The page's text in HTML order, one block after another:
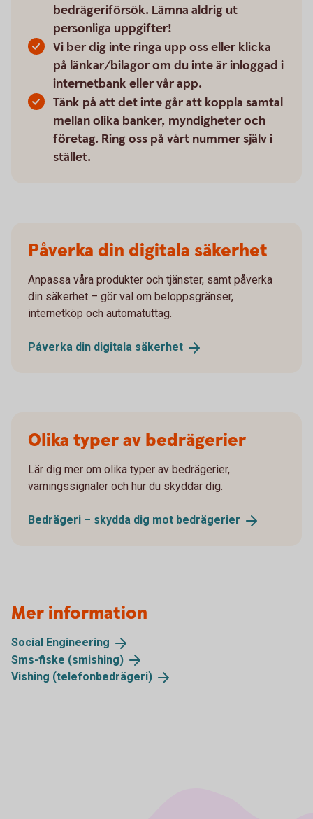
bedrägeriförsök. Lämna aldrig ut
personliga uppgifter!
Vi ber dig inte ringa upp oss eller klicka
på länkar/bilagor om du inte är inloggad i
internetbank eller vår app.
Tänk på att det inte går att koppla samtal
mellan olika banker, myndigheter och
företag. Ring oss på vårt nummer själv i
stället.
Påverka din digitala säkerhet
Anpassa våra produkter och tjänster, samt påverka
din säkerhet – gör val om beloppsgränser,
internetköp och automatuttag.
Påverka din digitala säkerhet
Olika typer av bedrägerier
Lär dig mer om olika typer av bedrägerier,
varningssignaler och hur du skyddar dig.
Bedrägeri – skydda dig mot bedrägerier
Mer information
Social Engineering
Sms-fiske (smishing)
Vishing (telefonbedrägeri)